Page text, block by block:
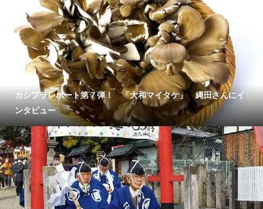
カシプラレポート第７弾！ 「大和マイタケ」 縄田さんにイ
ンタビュー